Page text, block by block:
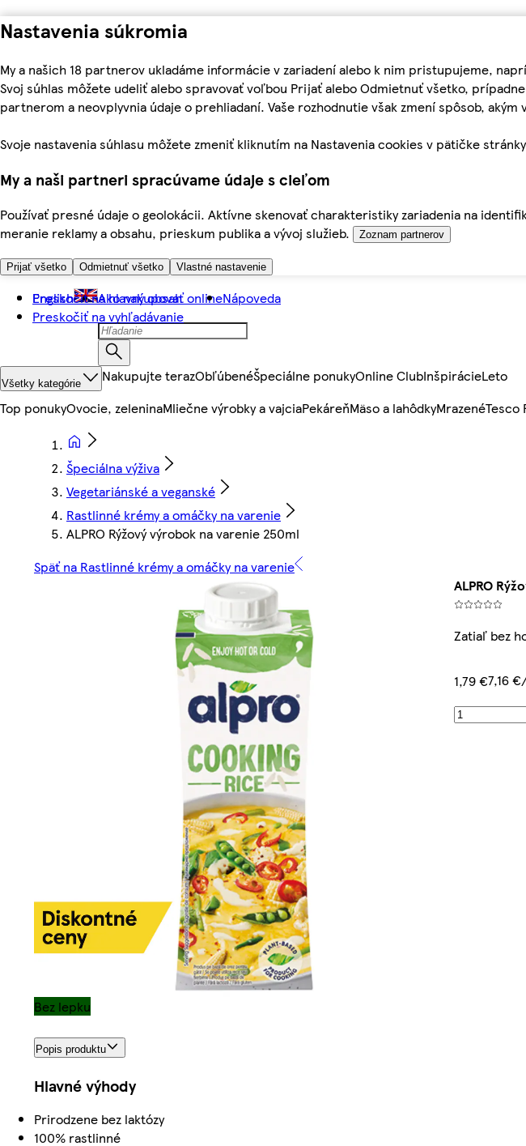
Nastavenia súkromia
My a našich 18 partnerov ukladáme informácie v zariadení alebo k nim pristupujeme,
Svoj súhlas môžete udeliť alebo spravovať voľbou Prijať alebo Odmietnuť všetko,
partnerom a neovplyvnia údaje o prehliadaní. Vaše rozhodnutie však zmení spôsob,
Svoje nastavenia súhlasu môžete zmeniť kliknutím na Nastavenia cookies v pätičke
My a naši partneri spracúvame údaje s cieľom
Používať presné údaje o geolokácii. Aktívne skenovať charakteristiky zariadenia na
meranie reklamy a obsahu, prieskum publika a vývoj služieb.
Zoznam partnerov
Prijať všetko Odmietnuť všetko Vlastné nastavenie
Preskočiť na hlavný obsah
Preskočiť na vyhľadávanie
English Ako nakupovať onlineNápoveda
Všetky kategórie Nakupujte terazObľúbenéŠpeciálne ponukyOnline ClubInšpirácieLeto
Top ponukyOvocie, zeleninaMliečne výrobky a vajciaPekáreňMäso a lahôdkyMrazenéTesco
Špeciálna výživa
Vegetariánské a veganské
Rastlinné krémy a omáčky na varenie
ALPRO Rýžový výrobok na varenie 250ml
Späť na Rastlinné krémy a omáčky na varenie
ALPRO
Zatiaľ bez
1,79 €7,16
Bez lepku
Popis produktu
Hlavné výhody
Prirodzene bez laktózy
100% rastlinné